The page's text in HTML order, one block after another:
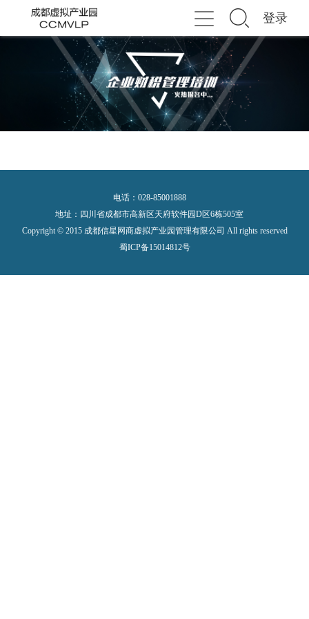
登录
Toggle
电话：028-85001888
地址：四川省成都市高新区天府软件园D区6栋505室
Copyright © 2015 成都信星网商虚拟产业园管理有限公司 All rights reserved
蜀ICP备15014812号